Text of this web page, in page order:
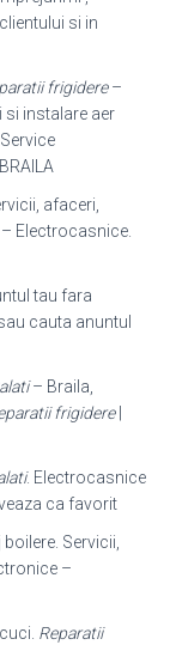
si in
frigidere–
si instalare aer
afaceri,
Electrocasnice.
tau fara
cauta anuntul
– Braila,
frigidere|
. Electrocasnice
ca favorit
Servicii,
–
Reparatii